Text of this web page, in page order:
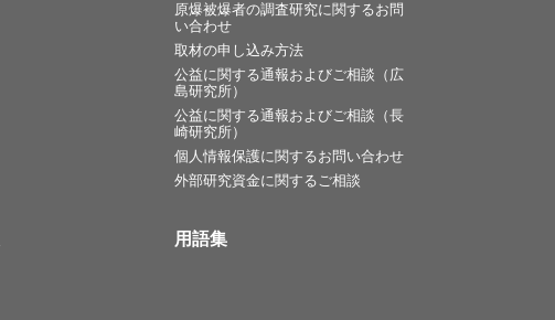
原爆被爆者の調査研究に関するお問
い合わせ
取材の申し込み方法
公益に関する通報およびご相談（広
島研究所）
公益に関する通報およびご相談（長
崎研究所）
個人情報保護に関するお問い合わせ
外部研究資金に関するご相談
用語集